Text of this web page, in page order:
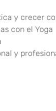
y crecer
con el Yoga
y